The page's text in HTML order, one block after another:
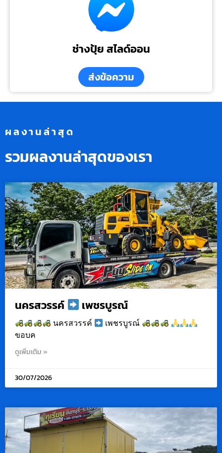
ช่างปุ้ย สไลด์ออน
ส่งข้อความ
ผลงานล่าสุด
รวมผลงานล่าสุดของเรา
นครสวรรค์ เพชรบูรณ์
นครสวรรค์
เพชรบูรณ์
ขอบค
ดูเพิ่มเติม »
30/07/2026